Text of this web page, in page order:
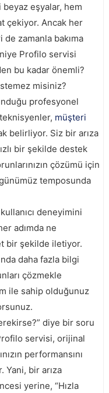
eşyalar, hem
çekiyor. Ancak her
zamanla bakıma
Profilo servisi
bu kadar önemli?
misiniz?
profesyonel
müşteri
belirliyor. Siz bir arıza
bir şekilde destek
çözümü için
temposunda
deneyimini
adımda ne
bir şekilde iletiyor.
daha fazla bilgi
çözmekle
ile sahip olduğunuz
diye bir soru
servisi, orijinal
performansını
Yani, bir arıza
yerine, “Hızla